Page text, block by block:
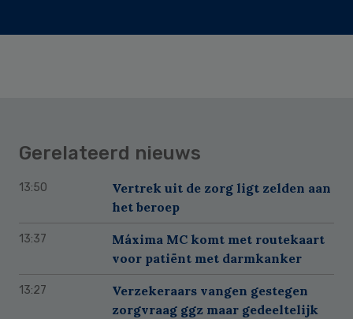
Gerelateerd nieuws
13:50
Vertrek uit de zorg ligt zelden aan
het beroep
13:37
Máxima MC komt met routekaart
voor patiënt met darmkanker
13:27
Verzekeraars vangen gestegen
zorgvraag ggz maar gedeeltelijk